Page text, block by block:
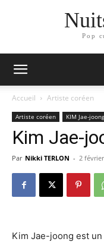
Pop
Accueil Artiste coréen
Artiste coréen KIM Jae-
Kim Jae-
Par Nikki TERLON - 2
Kim Jae-joong est